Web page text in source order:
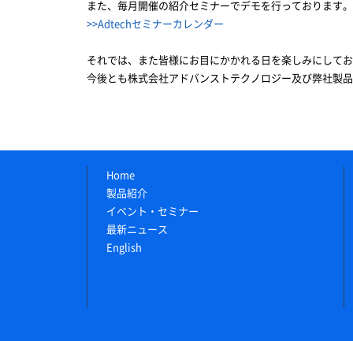
また、毎月開催の紹介セミナーでデモを行っております
>>Adtechセミナーカレンダー
それでは、また皆様にお目にかかれる日を楽しみにして
今後とも株式会社アドバンストテクノロジー及び弊社製
Home
製品紹介
イベント・セミナー
最新ニュース
English